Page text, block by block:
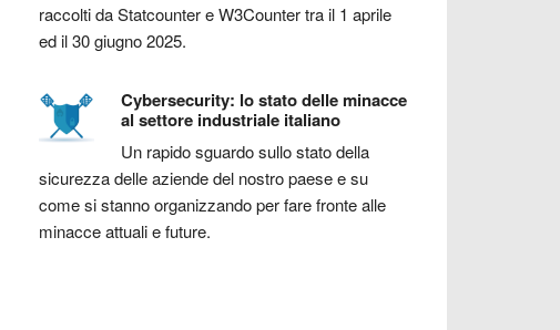
raccolti da Statcounter e W3Counter tra il 1 aprile
ed il 30 giugno 2025.
Cybersecurity: lo stato delle minacce
al settore industriale italiano
Un rapido sguardo sullo stato della
sicurezza delle aziende del nostro paese e su
come si stanno organizzando per fare fronte alle
minacce attuali e future.